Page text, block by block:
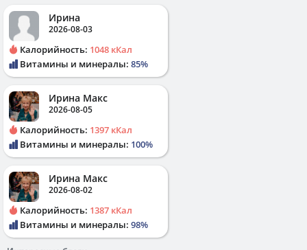
Ирина
2026-08-03
Калорийность: 1048 кКал
Витамины и минералы: 85%
Ирина Макс
2026-08-05
Калорийность: 1397 кКал
Витамины и минералы: 100%
Ирина Макс
2026-08-02
Калорийность: 1387 кКал
Витамины и минералы: 98%